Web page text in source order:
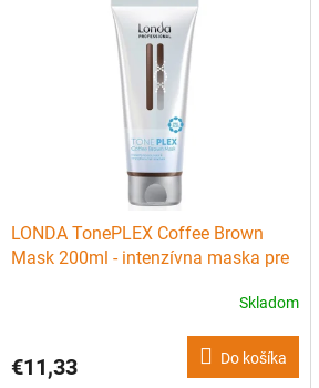
LONDA TonePLEX Coffee Brown
Mask 200ml - intenzívna maska pre
Skladom
€11,33 Do košíka